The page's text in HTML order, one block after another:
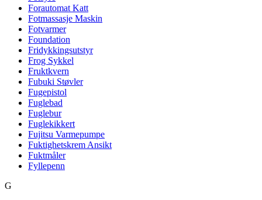
Forautomat Katt
Fotmassasje Maskin
Fotvarmer
Foundation
Fridykkingsutstyr
Frog Sykkel
Fruktkvern
Fubuki Støvler
Fugepistol
Fuglebad
Fuglebur
Fuglekikkert
Fujitsu Varmepumpe
Fuktighetskrem Ansikt
Fuktmåler
Fyllepenn
G